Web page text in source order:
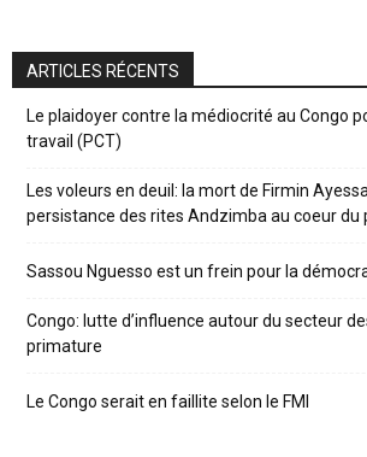
ARTICLES RÉCENTS
Le plaidoyer contre la médiocrité au Congo
travail (PCT)
Les voleurs en deuil: la mort de Firmin
persistance des rites Andzimba au coeur du
Sassou Nguesso est un frein pour la
Congo: lutte d’influence autour du secteur
primature
Le Congo serait en faillite selon le FMI